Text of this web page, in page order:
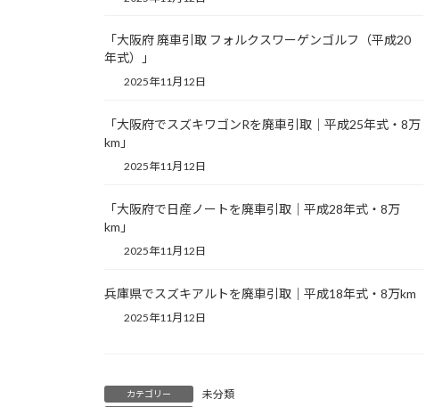
「大阪府 廃車引取 フォルクスワーゲンゴルフ（平成20
年式）」
2025年11月12日
「大阪府でスズキワゴンRを廃車引取｜平成25年式・8万
km」
2025年11月12日
「大阪府で日産ノートを廃車引取｜平成28年式・8万
km」
2025年11月12日
兵庫県でスズキアルトを廃車引取｜平成18年式・8万km
2025年11月12日
カテゴリー 未分類